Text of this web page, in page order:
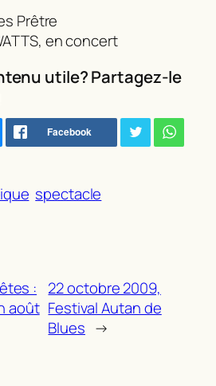
Prêtre
en concert
utile? Partagez-le
spectacle
:
août
22 octobre 2009,
Festival Autan de
Blues →